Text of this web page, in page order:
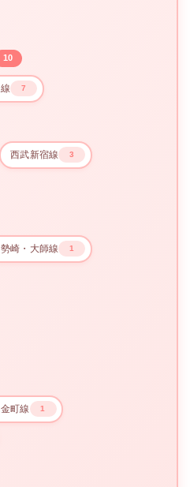
10
7
西武新宿線 3
崎・大師線 1
町線 1